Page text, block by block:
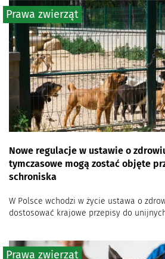
Nowe regulacje w ustawie o
tymczasowe mogą zostać objęte
schroniska
W Polsce wchodzi w życie ustawa o
dostosować krajowe przepisy do
Prawa zwierząt
Prawa zwierząt